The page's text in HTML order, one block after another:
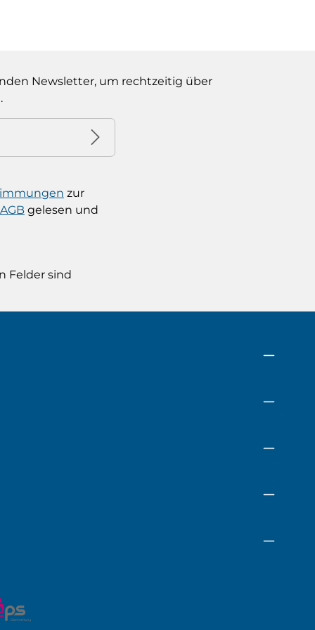
Newsletter, um rechtzeitig über
zur
AGBgelesen und
Felder sind